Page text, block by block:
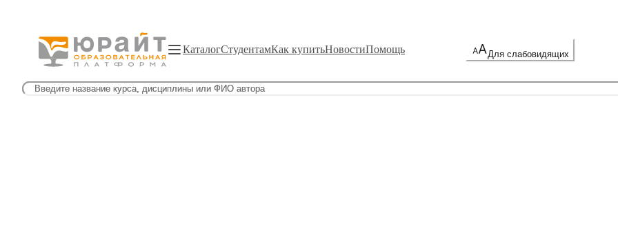
КаталогСтудентамКак купитьНовостиПомощь Для слабовидящих